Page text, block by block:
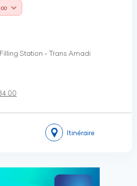
Station - Trans Amadi
00
Itinéraire